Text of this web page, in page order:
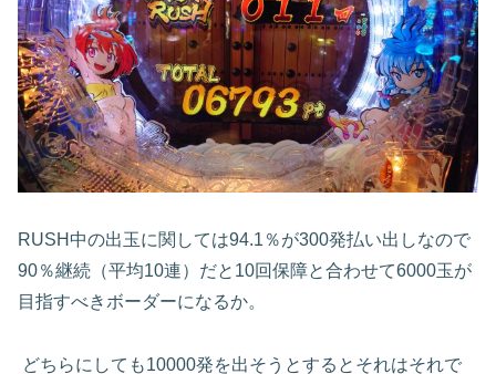
RUSH 中の出玉に関しては94.1 ％が300発払い出しなので
90％継続（平均10連）だと 10回保障と合わせて6000玉が
目指すべきボーダーになるか。
どちらにしても10000発を出そうとするとそれはそれで